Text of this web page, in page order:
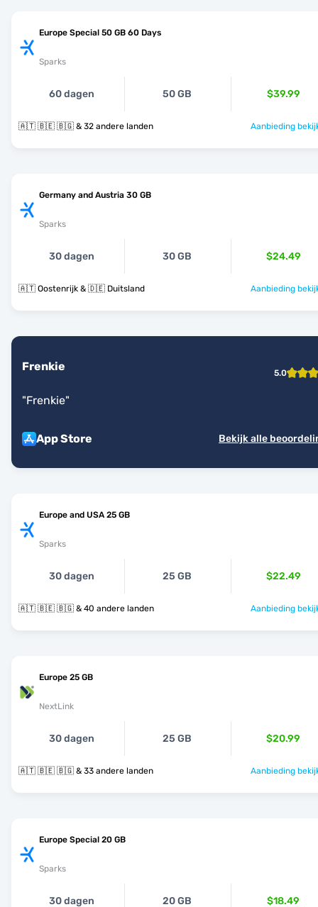
Europe Special 50 GB 60 Days
Sparks
60 dagen 50 GB $39.99
🇦🇹 🇧🇪 🇧🇬 & 32 andere landen Aanbieding
Germany and Austria 30 GB
Sparks
30 dagen 30 GB $24.49
🇦🇹 Oostenrijk & 🇩🇪 Duitsland Aanbieding
Frenkie 5.0
"Frenkie"
App Store Bekijk alle
Europe and USA 25 GB
Sparks
30 dagen 25 GB $22.49
🇦🇹 🇧🇪 🇧🇬 & 40 andere landen Aanbieding
Europe 25 GB
NextLink
30 dagen 25 GB $20.99
🇦🇹 🇧🇪 🇧🇬 & 33 andere landen Aanbieding
Europe Special 20 GB
Sparks
30 dagen 20 GB $18.49